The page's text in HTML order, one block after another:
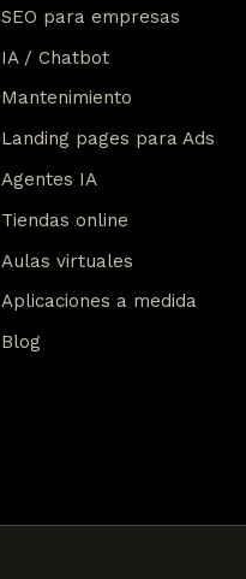
SEO para empresas
IA / Chatbot
Mantenimiento
Landing pages para Ads
Agentes IA
Tiendas online
Aulas virtuales
Aplicaciones a medida
Blog